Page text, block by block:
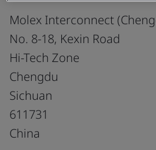
Molex Interconnect
No. 8-18, Kexin Road
Hi-Tech Zone
Chengdu
Sichuan
611731
China